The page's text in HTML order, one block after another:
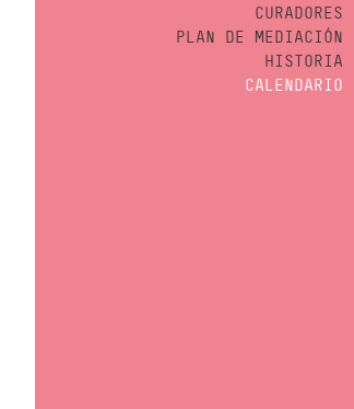
CURADORES
PLAN DE MEDIACIÓN
HISTORIA
CALENDARIO